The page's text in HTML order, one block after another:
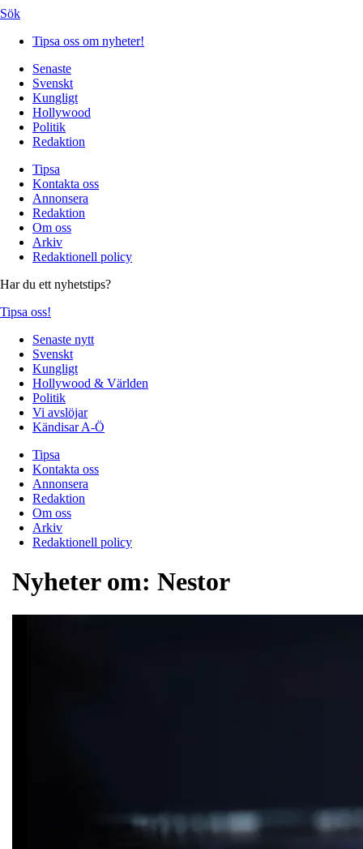
Sök
Tipsa oss om nyheter!
Senaste
Svenskt
Kungligt
Hollywood
Politik
Redaktion
Tipsa
Kontakta oss
Annonsera
Redaktion
Om oss
Arkiv
Redaktionell policy
Har du ett nyhetstips?
Tipsa oss!
Senaste nytt
Svenskt
Kungligt
Hollywood & Världen
Politik
Vi avslöjar
Kändisar A-Ö
Tipsa
Kontakta oss
Annonsera
Redaktion
Om oss
Arkiv
Redaktionell policy
Nyheter om: Nestor